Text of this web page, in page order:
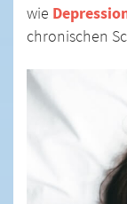
wie
chronischen